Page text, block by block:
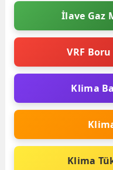
İlave Gaz
VRF
Klima
Klima